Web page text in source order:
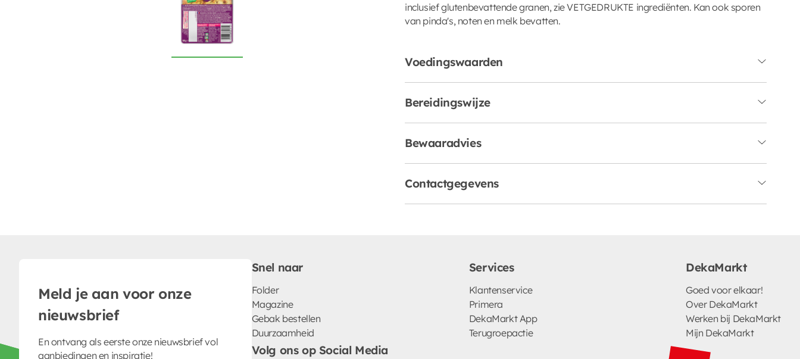
inclusief glutenbevattende granen, zie VETGEDRUKTE ingrediënten. Kan ook sporen
van pinda's, noten en melk bevatten.
Voedingswaarden
Bereidingswijze
Bewaaradvies
Contactgegevens
Meld je aan voor onze
nieuwsbrief
En ontvang als eerste onze nieuwsbrief vol
aanbiedingen en inspiratie!
Snel naar
Folder
Magazine
Gebak bestellen
Duurzaamheid
Services
Klantenservice
Primera
DekaMarkt App
Terugroepactie
DekaMarkt
Goed voor elkaar!
Over DekaMarkt
Werken bij DekaMarkt
Mijn DekaMarkt
Volg ons op Social Media